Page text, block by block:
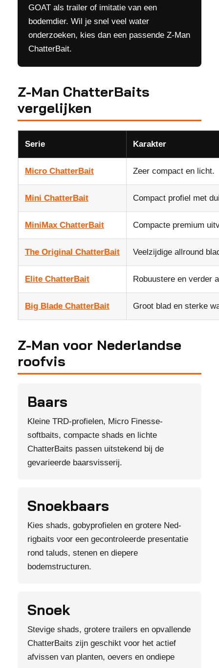
GOAT als trailer of imitatie van een
bodemdier. Wil je snel veel water
onderzoeken, kies dan een passende Z-Man
ChatterBait.
Z-Man ChatterBaits
vergelijken
Serie Karakter
Micro ChatterBait Zeer compact en licht.
Mini ChatterBait Compact profiel met
MiniMax ChatterBait Compacte premium
The Original ChatterBait Veelzijdige allround
Elite ChatterBait Robuustere en verder
Big Blade ChatterBait Groot blad en sterke
Z-Man voor Nederlandse
roofvis
Baars
Kleine TRD-profielen, Micro Finesse-
softbaits, compacte shads en lichte
ChatterBaits passen uitstekend bij de
gevarieerde baarsvisserij.
Snoekbaars
Kies shads, gobyprofielen en grotere Ned-
rigbaits voor een gecontroleerde presentatie
rond taluds, stenen en diepere
bodemstructuren.
Snoek
Stevige shads, grotere trailers en opvallende
ChatterBaits zijn geschikt voor het actief
afvissen van planten, oevers en ondiepe